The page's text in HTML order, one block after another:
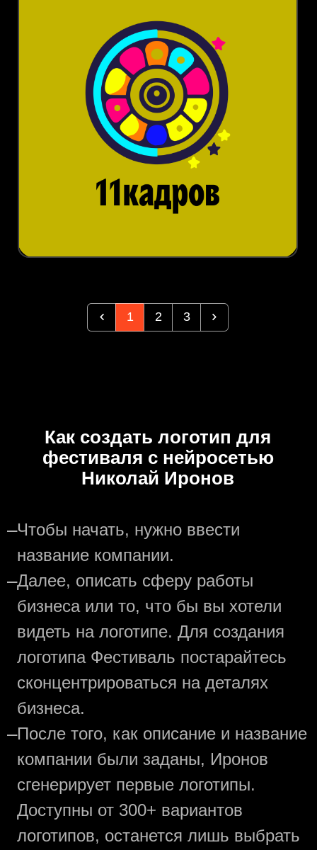
1 2 3
Как создать логотип для
фестиваля с нейросетью
Николай Иронов
—Чтобы начать, нужно ввести
название компании.
—Далее, описать сферу работы
бизнеса или то, что бы вы хотели
видеть на логотипе. Для создания
логотипа Фестиваль постарайтесь
сконцентрироваться на деталях
бизнеса.
—После того, как описание и название
компании были заданы, Иронов
сгенерирует первые логотипы.
Доступны от 300+ вариантов
логотипов, останется лишь выбрать